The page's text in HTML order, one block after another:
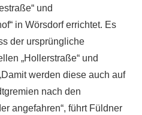
und
in Wörsdorf errichtet. Es
der ursprüngliche
„Hollerstraße“ und
werden diese auch auf
nach den
angefahren“, führt Füldner